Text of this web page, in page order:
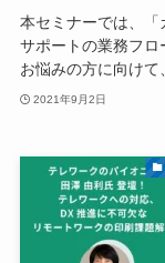
本セミナーでは、「
サポートの業務フロ
お悩みの方に向けて
2021年9月2日